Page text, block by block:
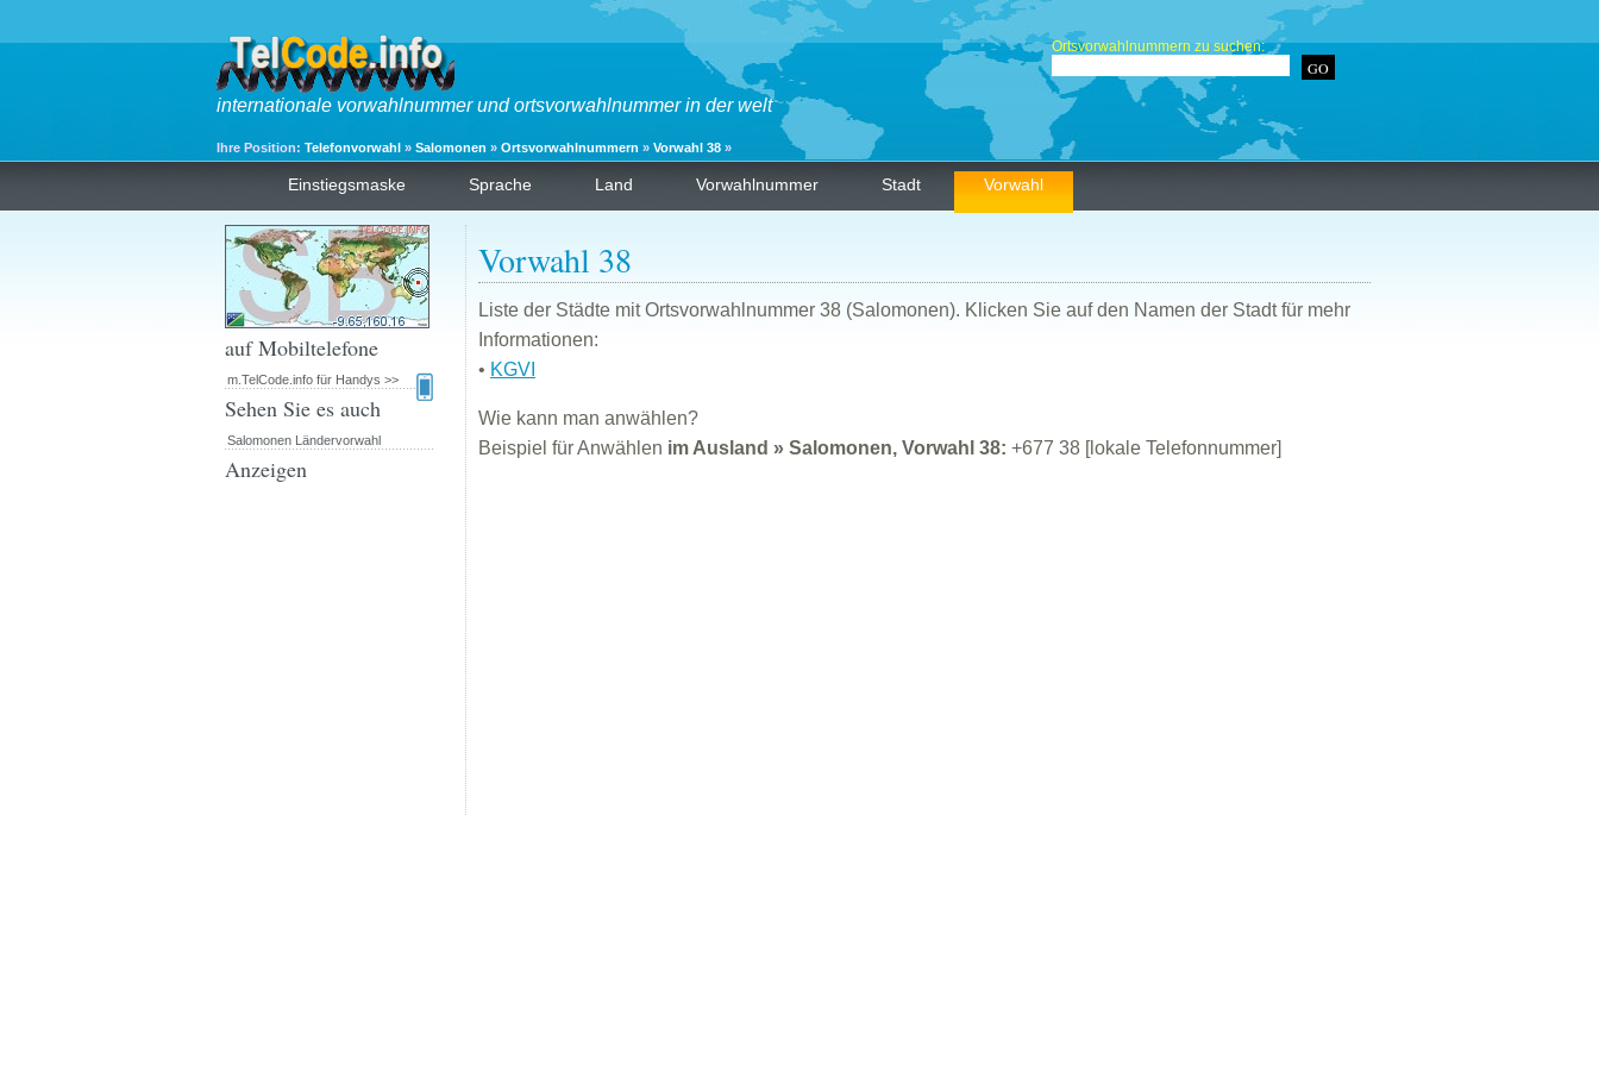
internationale vorwahlnummer und ortsvorwahlnummer in der welt
Ihre Position: Telefonvorwahl » Salomonen » Ortsvorwahlnummern » Vorwahl 38 »
Ortsvorwahlnummern zu suchen:
Einstiegsmaske Sprache Land Vorwahlnummer Stadt Vorwahl
Vorwahl 38
Liste der Städte mit Ortsvorwahlnummer 38 (Salomonen). Klicken Sie auf den Namen der Stadt für mehr
Informationen:
• KGVI
Wie kann man anwählen?
Beispiel für Anwählen im Ausland » Salomonen, Vorwahl 38: +677 38 [lokale Telefonnummer]
auf Mobiltelefone
m.TelCode.info für Handys >>
Sehen Sie es auch
Salomonen Ländervorwahl
Anzeigen